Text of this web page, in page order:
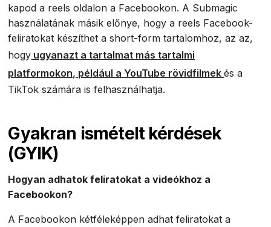
kapod a reels oldalon a Facebookon. A Submagic
használatának másik előnye, hogy a reels Facebook-
feliratokat készíthet a short-form tartalomhoz, az az,
hogy ugyanazt a tartalmat más tartalmi
platformokon, például a YouTube rövidfilmekés a
TikTok számára is felhasználhatja.
Gyakran ismételt kérdések
(GYIK)
Hogyan adhatok feliratokat a videókhoz a
Facebookon?
A Facebookon kétféleképpen adhat feliratokat a